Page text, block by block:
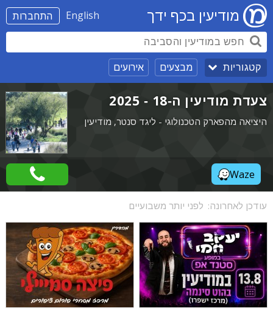
התחברות English מודיעין בכף ידך
קטגוריות מבצעים אירועים
צעדת מודיעין ה-18 - 2025
היציאה מהפארק הטכנולוגי - ליגד סנטר, מודיעין
Waze
עודכן לאחרונה: לפני יותר משבועיים